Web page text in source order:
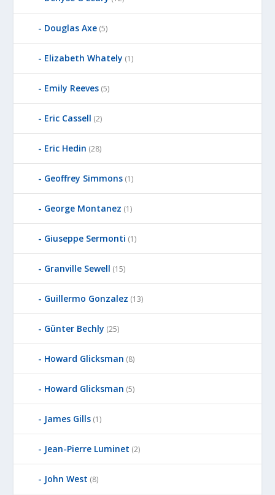
Douglas Axe (5)
Elizabeth Whately (1)
Emily Reeves (5)
Eric Cassell (2)
Eric Hedin (28)
Geoffrey Simmons (1)
George Montanez (1)
Giuseppe Sermonti (1)
Granville Sewell (15)
Guillermo Gonzalez (13)
Günter Bechly (25)
Howard Glicksman (8)
Howard Glicksman (5)
James Gills (1)
Jean-Pierre Luminet (2)
John West (8)